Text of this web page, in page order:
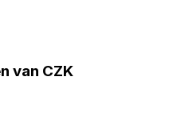
van CZK